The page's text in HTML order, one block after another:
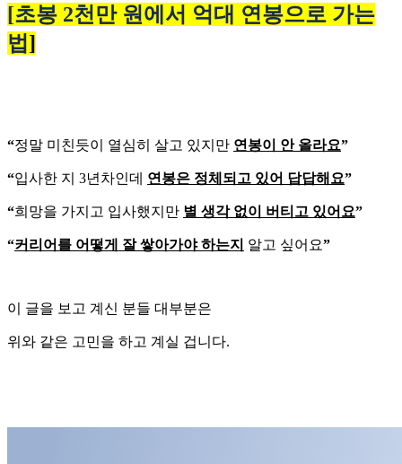
[초봉 2천만 원에서 억대 연봉으로 가는
법 ]
“정말 미친듯이 열심히 살고 있지만 연봉이 안 올라요”
“입사한 지 3년차인데 연봉은 정체되고 있어 답답해요”
“희망을 가지고 입사했지만 별 생각 없이 버티고 있어요”
“커리어를 어떻게 잘 쌓아가야 하는지 알고 싶어요”
이 글을 보고 계신 분들 대부분은
위와 같은 고민을 하고 계실 겁니다.